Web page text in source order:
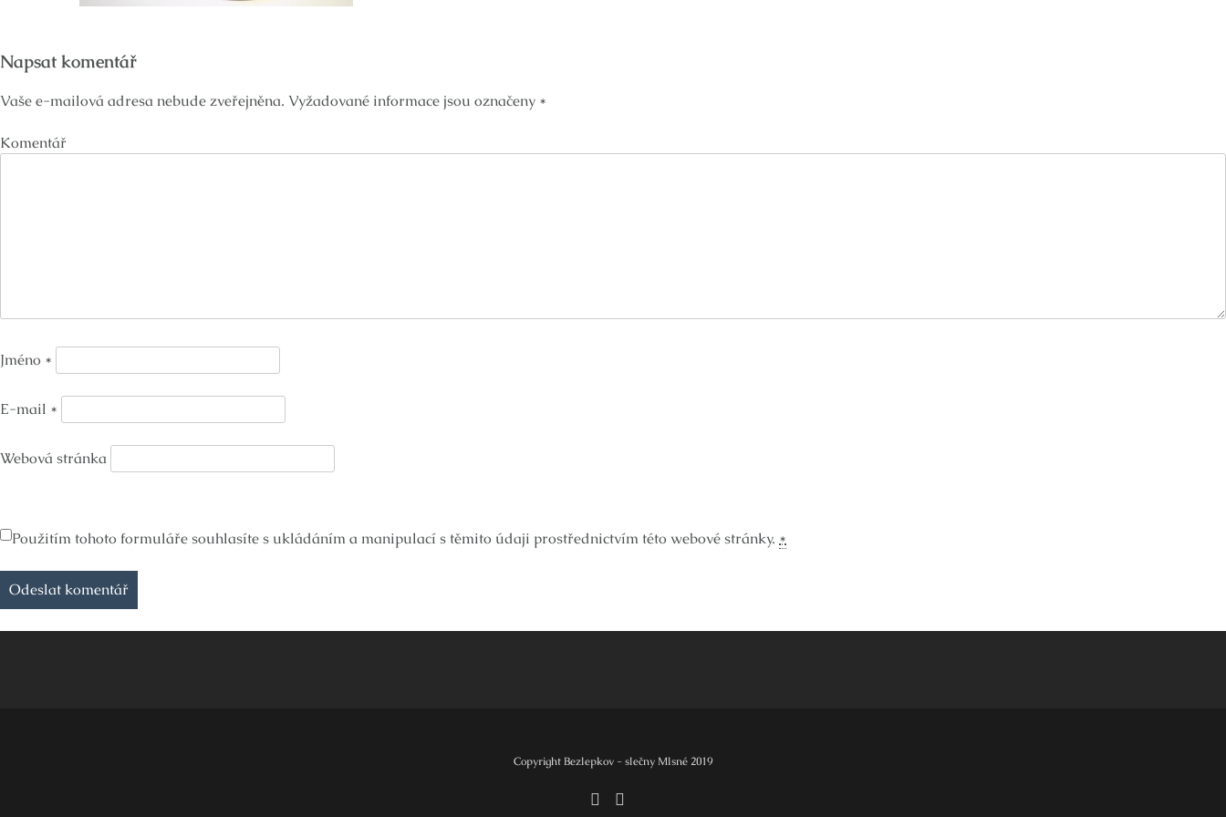
Napsat komentář
Vaše e-mailová adresa nebude zveřejněna. Vyžadované informace jsou označeny *
Komentář
Jméno *
E-mail *
Webová stránka
Použitím tohoto formuláře souhlasíte s ukládáním a manipulací s těmito údaji prostřednictvím této webové stránky. *
Copyright Bezlepkov - slečny Mlsné 2019